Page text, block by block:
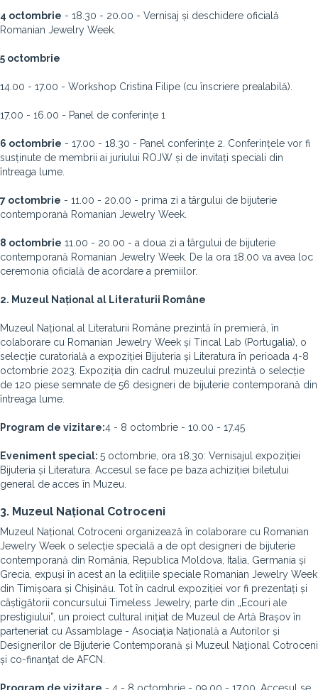
4 octombrie - 18.30 - 20.00 - Vernisaj și deschidere oficială
Romanian Jewelry Week.
5 octombrie
14.00 - 17.00 - Workshop Cristina Filipe (cu înscriere prealabilă).
17.00 - 16.00 - Panel de conferințe 1
6 octombrie - 17.00 - 18.30 - Panel conferințe 2. Conferințele vor fi
susținute de membrii ai juriului ROJW și de invitați speciali din
întreaga lume.
7 octombrie - 11.00 - 20.00 - prima zi a târgului de bijuterie
contemporană Romanian Jewelry Week.
8 octombrie 11.00 - 20.00 - a doua zi a târgului de bijuterie
contemporană Romanian Jewelry Week. De la ora 18.00 va avea loc
ceremonia oficială de acordare a premiilor.
2. Muzeul Național al Literaturii Române
Muzeul Național al Literaturii Române prezintă în premieră, în
colaborare cu Romanian Jewelry Week și Tincal Lab (Portugalia), o
selecție curatorială a expoziției Bijuteria și Literatura în perioada 4-8
octombrie 2023. Expoziția din cadrul muzeului prezintă o selecție
de 120 piese semnate de 56 designeri de bijuterie contemporană din
întreaga lume.
Program de vizitare:4 - 8 octombrie - 10.00 - 17.45
Eveniment special: 5 octombrie, ora 18.30: Vernisajul expoziției
Bijuteria și Literatura. Accesul se face pe baza achiziției biletului
general de acces în Muzeu.
3. Muzeul Național Cotroceni
Muzeul Național Cotroceni organizează în colaborare cu Romanian
Jewelry Week o selecție specială a de opt designeri de bijuterie
contemporană din România, Republica Moldova, Italia, Germania și
Grecia, expuși în acest an la edițiile speciale Romanian Jewelry Week
din Timișoara și Chișinău. Tot în cadrul expoziției vor fi prezentați și
câștigătorii concursului Timeless Jewelry, parte din „Ecouri ale
prestigiului”, un proiect cultural inițiat de Muzeul de Artă Brașov în
parteneriat cu Assamblage - Asociația Națională a Autorilor și
Designerilor de Bijuterie Contemporană și Muzeul Naţional Cotroceni
și co-finanţat de AFCN.